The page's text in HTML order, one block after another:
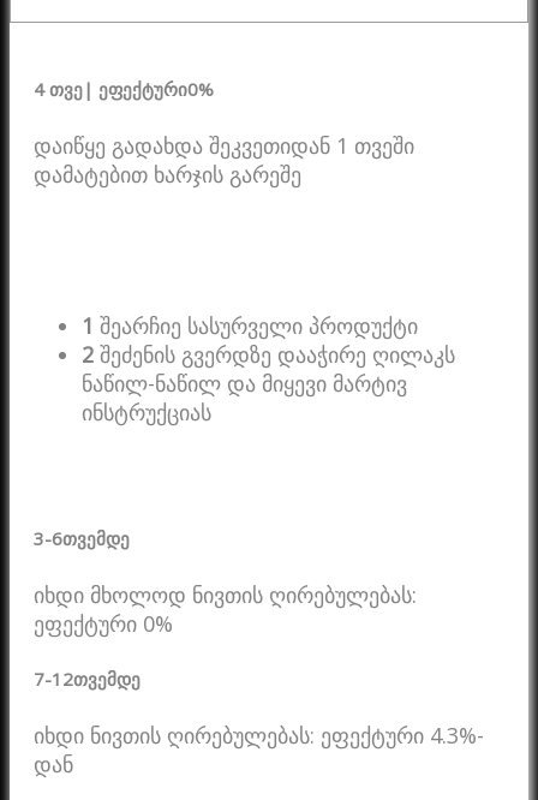
4 თვე| ეფექტური0%
დაიწყე გადახდა შეკვეთიდან 1 თვეში
დამატებით ხარჯის გარეშე
1 შეარჩიე სასურველი პროდუქტი
2 შეძენის გვერდზე დააჭირე ღილაკს
ნაწილ-ნაწილ და მიყევი მარტივ
ინსტრუქციას
3-6თვემდე
იხდი მხოლოდ ნივთის ღირებულებას:
ეფექტური 0%
7-12თვემდე
იხდი ნივთის ღირებულებას: ეფექტური 4.3%-
დან